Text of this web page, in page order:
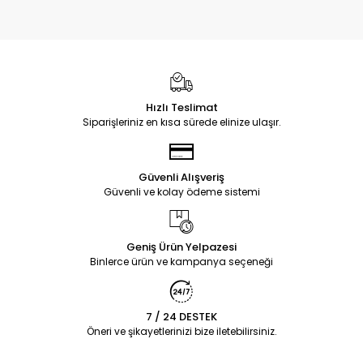
Hızlı Teslimat
Siparişleriniz en kısa sürede elinize ulaşır.
Güvenli Alışveriş
Güvenli ve kolay ödeme sistemi
Geniş Ürün Yelpazesi
Binlerce ürün ve kampanya seçeneği
7 / 24 DESTEK
Öneri ve şikayetlerinizi bize iletebilirsiniz.